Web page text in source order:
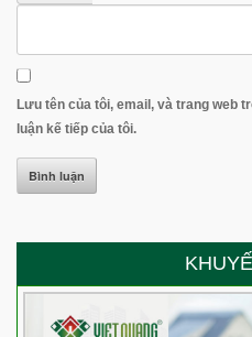
Lưu tên của tôi, email, và trang web
luận kế tiếp của tôi.